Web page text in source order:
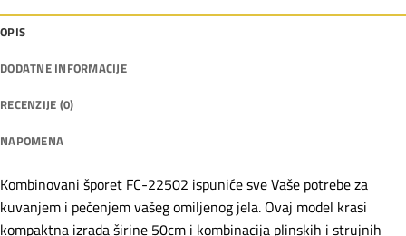
OPIS
DODATNE INFORMACIJE
RECENZIJE (0)
NAPOMENA
Kombinovani šporet FC-22502 ispuniće sve Vaše potrebe za
kuvanjem i pečenjem vašeg omiljenog jela. Ovaj model krasi
kompaktna izrada širine 50cm i kombinacija plinskih i strujnih